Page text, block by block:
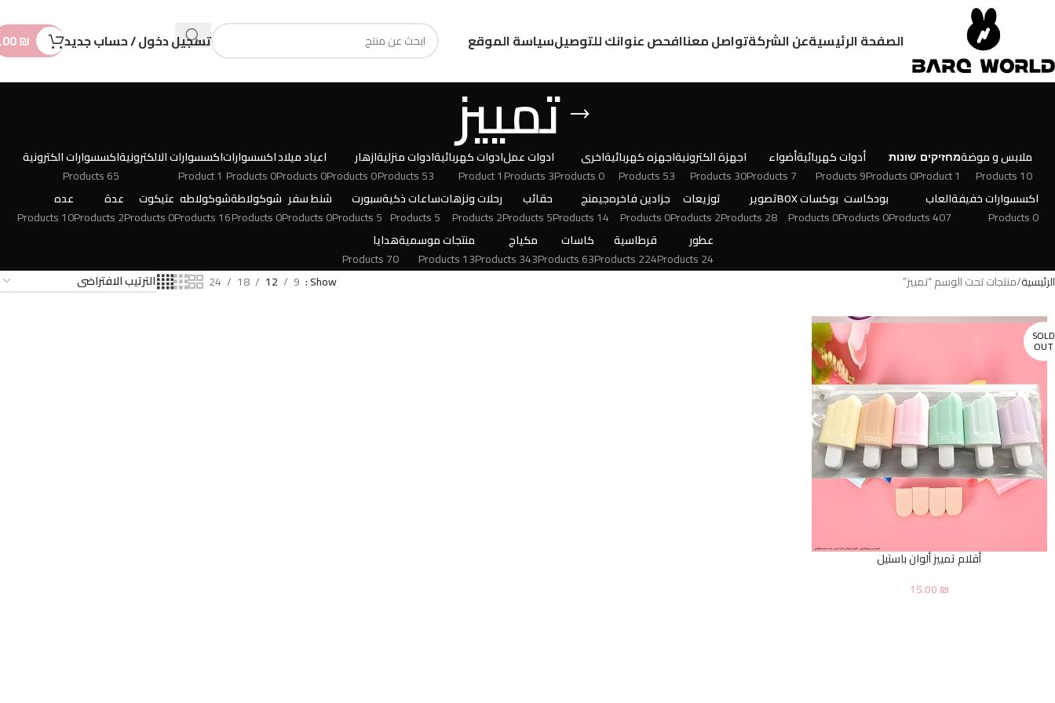
الصفحة الرئيسيةعن الشركةتواصل معناافحص عنوانك للتوصيلسياسة الموقع تسجيل دخول / حساب جديد ₪
تمييز
ملابس و موضة
10 Products
מחזיקים
1 Product
שונות
0 Products
أدوات كهربائية
9 Products
أضواء
7 Products
اجهزة الكترونية
30 Products
اجهزه كهربائية
53 Products
اخرى
0 Products
ادوات عمل
3 Products
ادوات كهربائية
1 Product
ادوات منزلية
53 Products
ازهار
0 Products
اعياد ميلاد
0 Products
اكسسوارات
0 Products
اكسسوارات الالكترونية
1 Product
اكسسوارات الكترونية
65 Products
اكسسوارات خفيفة
0 Products
العاب
407 Products
بودكاست
0 Products
بوكسات BOX
0 Products
تصوير
28 Products
توزيعات
2 Products
جزادين فاخره
0 Products
جيمنج
14 Products
حقائب
5 Products
رحلات ونزهات
2 Products
ساعات ذكية
5 Products
سبورت
5 Products
شنط سفر
0 Products
شوكولاطة
0 Products
شوكولاطه
16 Products
عتيكوت
0 Products
عدة
2 Products
عده
10 Products
عطور
24 Products
قرطاسية
224 Products
كاسات
63 Products
مكياج
343 Products
منتجات موسمية
13 Products
هدايا
70 Products
الرئيسية منتجات تحت الوسم “تمييز” Show
9
12
18
24
SOLD
OUT
أقلام تمييز ألوان باستيل
15.00₪